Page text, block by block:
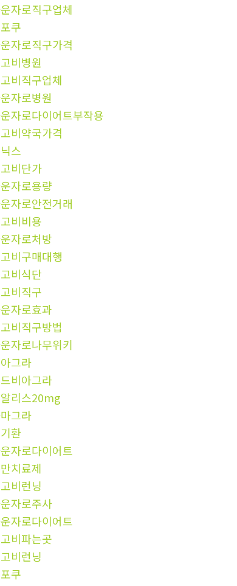
자로직구업체
쿠
자로직구가격
비병원
비직구업체
자로병원
자로다이어트부작용
비약국가격
스
비단가
자로용량
자로안전거래
비비용
자로처방
비구매대행
비식단
비직구
자로효과
비직구방법
자로나무위키
그라
비아그라
리스20mg
그라
환
자로다이어트
치료제
비런닝
자로주사
자로다이어트
비파는곳
비런닝
쿠